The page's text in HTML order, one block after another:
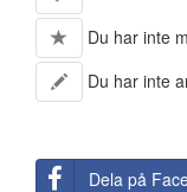
Du har inte
Du har inte
Dela på